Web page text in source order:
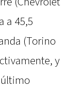
a 45,5
(Torino
y
último